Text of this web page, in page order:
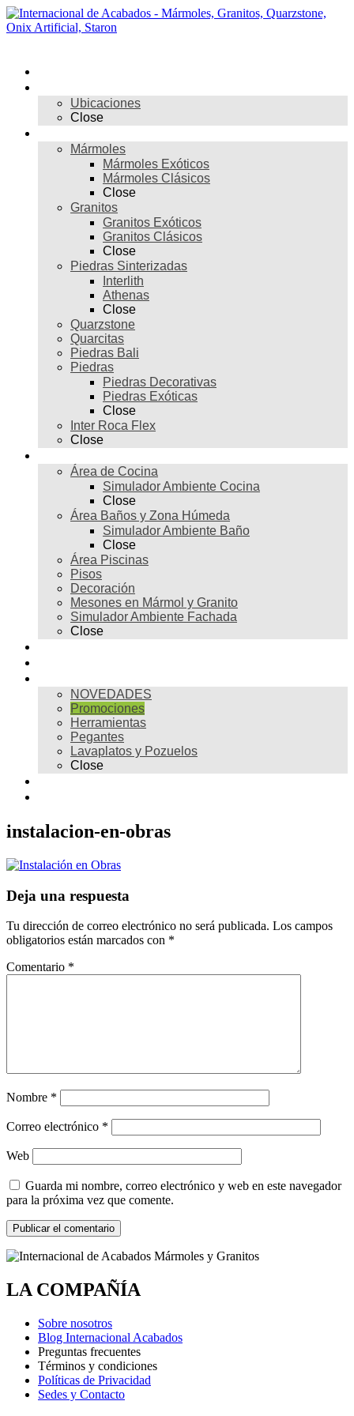
Skip
to
Ubicaciones
Close
Mármoles
Mármoles Exóticos
Mármoles Clásicos
Close
Granitos
Granitos Exóticos
Granitos Clásicos
Close
Piedras Sinterizadas
Interlith
Athenas
Close
Quarzstone
Quarcitas
Piedras Bali
Piedras
Piedras Decorativas
Piedras Exóticas
Close
Inter Roca Flex
Close
Área de Cocina
Simulador Ambiente Cocina
Close
Área Baños y Zona Húmeda
Simulador Ambiente Baño
Close
Área Piscinas
Pisos
Decoración
Mesones en Mármol y Granito
Simulador Ambiente Fachada
Close
NOVEDADES
Promociones
Herramientas
Pegantes
Lavaplatos y Pozuelos
Close
instalacion-en-obras
Deja una respuesta
Tu dirección de correo electrónico no será publicada. Los campos
obligatorios están marcados con *
Comentario *
Nombre *
Correo electrónico *
Web
Guarda mi nombre, correo electrónico y web en este navegador
para la próxima vez que comente.
LA COMPAÑÍA
Sobre nosotros
Blog Internacional Acabados
Preguntas frecuentes
Términos y condiciones
Políticas de Privacidad
Sedes y Contacto